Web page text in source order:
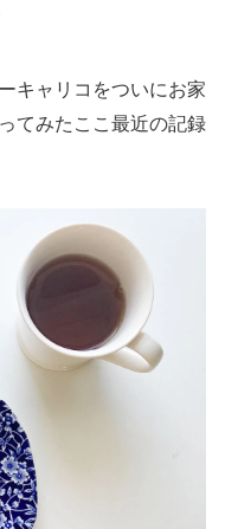
キャリコをついにお家
てみたここ最近の記録